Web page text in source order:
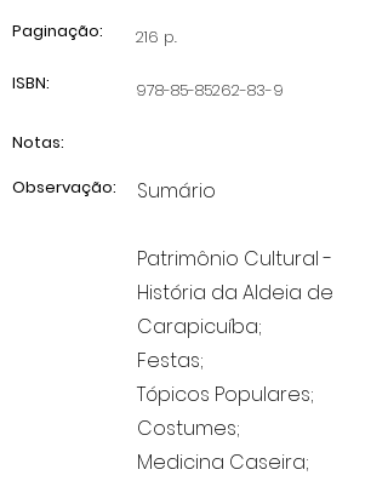
Paginação:
216 p.
ISBN:
978-85-85262-83-9
Notas:
Observação:
Sumário
Patrimônio Cultural -
História da Aldeia de
Carapicuíba;
Festas;
Tópicos Populares;
Costumes;
Medicina Caseira;